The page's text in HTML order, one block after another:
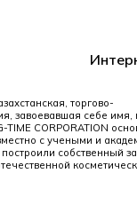
торгово-
завоевавшая себе имя,
CORPORATION
с учеными и
собственный